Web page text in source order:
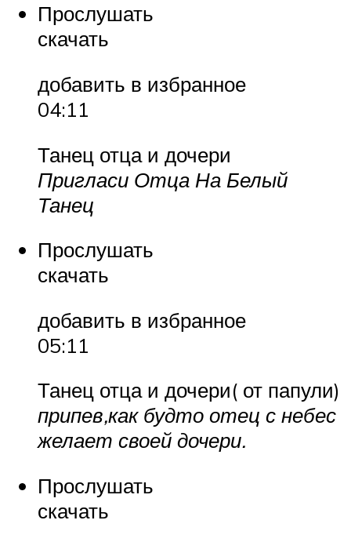
Прослушать
скачать
добавить в избранное
04:11
Танец отца и дочери
Пригласи Отца На Белый
Танец
Прослушать
скачать
добавить в избранное
05:11
Танец отца и дочери( от папули)
припев,как будто отец с небес
желает своей дочери.
Прослушать
скачать